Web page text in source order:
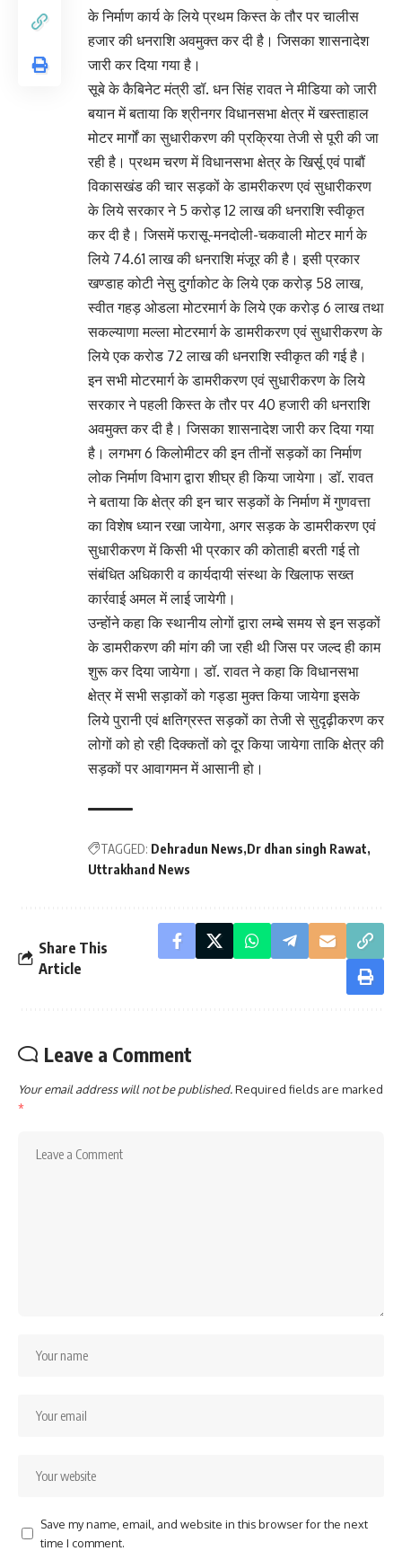
के निर्माण कार्य के लिये प्रथम किस्त के तौर पर चालीस
हजार की धनराशि अवमुक्त कर दी है। जिसका शासनादेश
जारी कर दिया गया है।
सूबे के कैबिनेट मंत्री डॉ. धन सिंह रावत ने मीडिया को जारी
बयान में बताया कि श्रीनगर विधानसभा क्षेत्र में खस्ताहाल
मोटर मार्गों का सुधारीकरण की प्रक्रिया तेजी से पूरी की जा
रही है। प्रथम चरण में विधानसभा क्षेत्र के खिर्सू एवं पाबौं
विकासखंड की चार सड़कों के डामरीकरण एवं सुधारीकरण
के लिये सरकार ने 5 करोड़ 12 लाख की धनराशि स्वीकृत
कर दी है। जिसमें फरासू-मनदोली-चकवाली मोटर मार्ग के
लिये 74.61 लाख की धनराशि मंजूर की है। इसी प्रकार
खण्डाह कोटी नेसु दुर्गाकोट के लिये एक करोड़ 58 लाख,
स्वीत गहड़ ओडला मोटरमार्ग के लिये एक करोड़ 6 लाख तथा
सकल्याणा मल्ला मोटरमार्ग के डामरीकरण एवं सुधारीकरण के
लिये एक करोड 72 लाख की धनराशि स्वीकृत की गई है।
इन सभी मोटरमार्ग के डामरीकरण एवं सुधारीकरण के लिये
सरकार ने पहली किस्त के तौर पर 40 हजारी की धनराशि
अवमुक्त कर दी है। जिसका शासनादेश जारी कर दिया गया
है। लगभग 6 किलोमीटर की इन तीनों सड़कों का निर्माण
लोक निर्माण विभाग द्वारा शीघ्र ही किया जायेगा। डॉ. रावत
ने बताया कि क्षेत्र की इन चार सड़कों के निर्माण में गुणवत्ता
का विशेष ध्यान रखा जायेगा, अगर सड़क के डामरीकरण एवं
सुधारीकरण में किसी भी प्रकार की कोताही बरती गई तो
संबंधित अधिकारी व कार्यदायी संस्था के खिलाफ सख्त
कार्रवाई अमल में लाई जायेगी।
उन्होंने कहा कि स्थानीय लोगों द्वारा लम्बे समय से इन सड़कों
के डामरीकरण की मांग की जा रही थी जिस पर जल्द ही काम
शुरू कर दिया जायेगा। डॉ. रावत ने कहा कि विधानसभा
क्षेत्र में सभी सड़ाकों को गड्डा मुक्त किया जायेगा इसके
लिये पुरानी एवं क्षतिग्रस्त सड़कों का तेजी से सुदृढ़ीकरण कर
लोगों को हो रही दिक्कतों को दूर किया जायेगा ताकि क्षेत्र की
सड़कों पर आवागमन में आसानी हो।
TAGGED: Dehradun News Dr dhan singh Rawat
Uttrakhand News
Share This
Article
Leave a Comment
Your email address will not be published.Required fields are marked
*
Save my name, email, and website in this browser for the next
time I comment.